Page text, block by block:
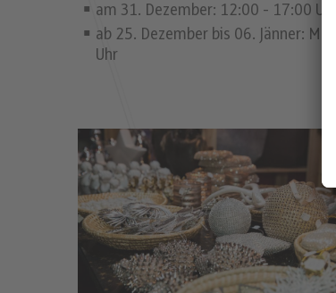
am 31. Dezember: 12:00 - 17:00 Uhr
ab 25. Dezember bis 06. Jänner:
Uhr